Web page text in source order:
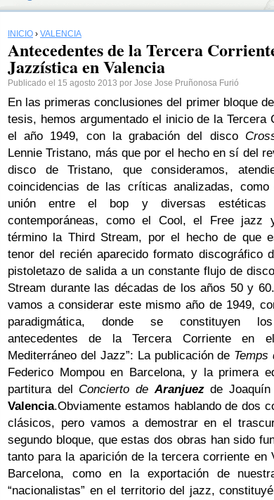
INICIO › VALENCIA
Antecedentes de la Tercera
Jazzística en Valencia
Publicado el 15 agosto 2013 por Jose Jose Pruñonosa Furió
En las primeras conclusiones del primer bloque
tesis, hemos argumentado el inicio de la Tercera
el año 1949, con la grabación del disco
Lennie Tristano, más que por el hecho en sí del
disco de Tristano, que consideramos,
coincidencias de las críticas analizadas,
unión entre el bop y diversas estéticas
contemporáneas, como el Cool, el Free jazz
término la Third Stream, por el hecho de que
tenor del recién aparecido formato discográfico
pistoletazo de salida a un constante flujo de
Stream durante las décadas de los años 50 y 60.
vamos a considerar este mismo año de 1949,
paradigmática, donde se constituyen
antecedentes de la Tercera Corriente en el
Mediterráneo del Jazz”: La publicación de
Federico Mompou en Barcelona, y la primera
partitura del Concierto deAranjuez de
Valencia.Obviamente estamos hablando de dos
clásicos, pero vamos a demostrar en el
segundo bloque, que estas dos obras han sido
tanto para la aparición de la tercera corriente en
Barcelona, como en la exportación de
“nacionalistas” en el territorio del jazz,